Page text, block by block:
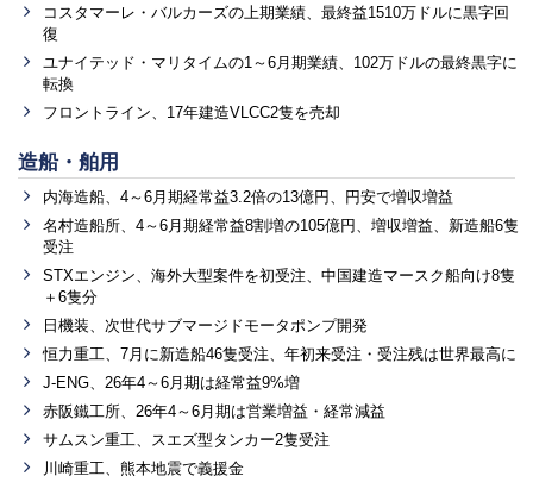
コスタマーレ・バルカーズの上期業績、最終益1510万ドルに黒字回
復
ユナイテッド・マリタイムの1～6月期業績、102万ドルの最終黒字に
転換
フロントライン、17年建造VLCC2隻を売却
造船・舶用
内海造船、4～6月期経常益3.2倍の13億円、円安で増収増益
名村造船所、4～6月期経常益8割増の105億円、増収増益、新造船6隻
受注
STXエンジン、海外大型案件を初受注、中国建造マースク船向け8隻
＋6隻分
日機装、次世代サブマージドモータポンプ開発
恒力重工、7月に新造船46隻受注、年初来受注・受注残は世界最高に
J-ENG、26年4～6月期は経常益9%増
赤阪鐵工所、26年4～6月期は営業増益・経常減益
サムスン重工、スエズ型タンカー2隻受注
川崎重工、熊本地震で義援金